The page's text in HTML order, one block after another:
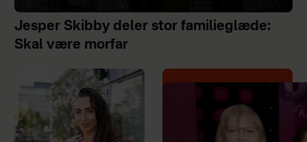
Jesper Skibby deler stor familieglæde:
Skal være morfar